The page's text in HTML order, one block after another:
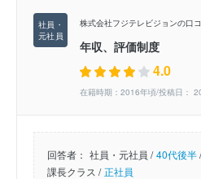
株式会社フジテレビジョンの口
年収、評価制度
4.0
在籍時期：2016年頃/投稿日：
回答者： 社員・元社員 / 40代後半
課長クラス / 正社員